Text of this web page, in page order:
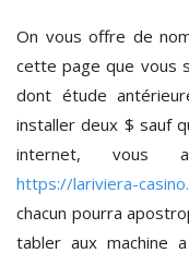
On vous offre de
cette page que vous
dont étude
installer deux $ sauf
internet, vous
https://lariviera-
chacun pourra
tabler aux machine